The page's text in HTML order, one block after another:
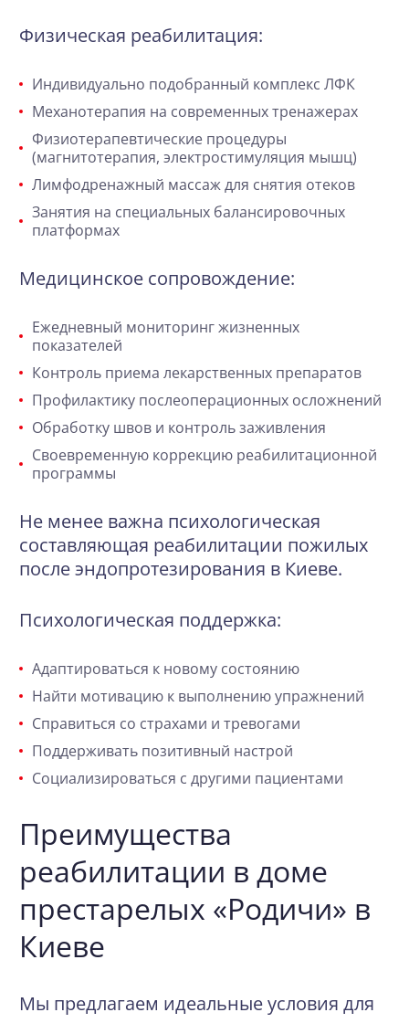
Физическая реабилитация:
Индивидуально подобранный комплекс ЛФК
Механотерапия на современных тренажерах
Физиотерапевтические процедуры
(магнитотерапия, электростимуляция мышц)
Лимфодренажный массаж для снятия отеков
Занятия на специальных балансировочных
платформах
Медицинское сопровождение:
Ежедневный мониторинг жизненных
показателей
Контроль приема лекарственных препаратов
Профилактику послеоперационных осложнений
Обработку швов и контроль заживления
Своевременную коррекцию реабилитационной
программы
Не менее важна психологическая
составляющая реабилитации пожилых
после эндопротезирования в Киеве.
Психологическая поддержка:
Адаптироваться к новому состоянию
Найти мотивацию к выполнению упражнений
Справиться со страхами и тревогами
Поддерживать позитивный настрой
Социализироваться с другими пациентами
Преимущества
реабилитации в доме
престарелых «Родичи» в
Киеве
Мы предлагаем идеальные условия для